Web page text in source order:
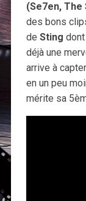
(Se7en,
des bons
de Sting
déjà une
arrive à
en un peu
mérite sa